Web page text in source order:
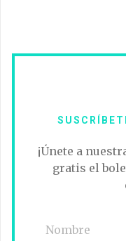
¡Únete a
gratis el